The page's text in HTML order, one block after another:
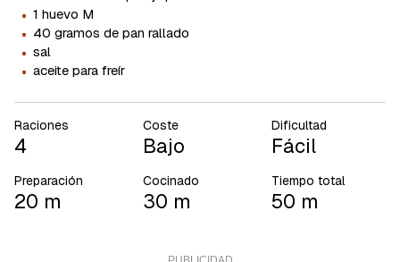
· 1 huevo M
· 40 gramos de pan rallado
· sal
· aceite para freír
Raciones
4
Coste
Bajo
Dificultad
Fácil
Preparación
20 m
Cocinado
30 m
Tiempo total
50 m